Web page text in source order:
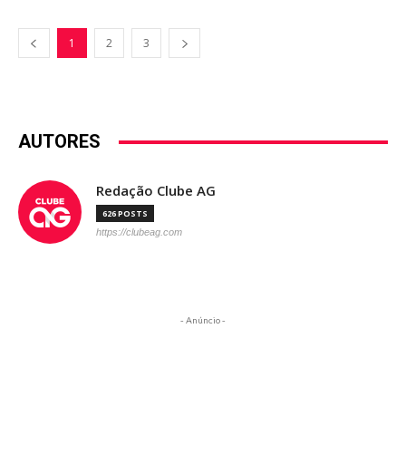
1 2 3
AUTORES
Redação Clube AG
626 POSTS
https://clubeag.com
- Anúncio -